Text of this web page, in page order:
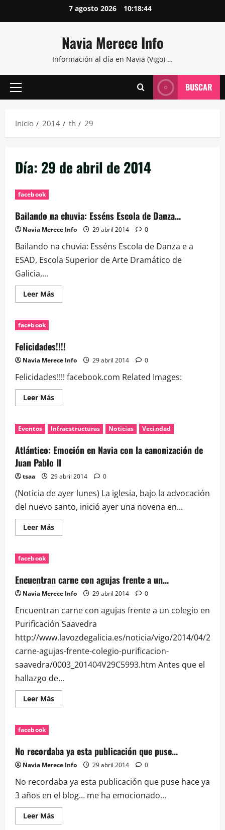
al
7 agosto 2026 10:18:45
Navia Merece Info
Información al día en Navia (Vigo) …
Menú
BUSCAR
Inicio 2014 th 29
Día: 29 de abril de 2014
facebook
Bailando na chuvia: Esséns Escola de Danza…
Navia Merece Info 29 abril 2014 0
Bailando na chuvia: Esséns Escola de Danza e a
ESAD, Escola Superior de Arte Dramático de
Galicia,...
Leer MásLeer
más
Esséns
Escola
Danza…
facebook
Felicidades!!!!
Navia Merece Info 29 abril 2014 0
Felicidades!!!! facebook.com Related Images:
Leer MásLeer
más
Felicidades!!!!
Eventos Infraestructuras Noticias Vecindad
Atlántico: Emoción en Navia con la canonización de
Juan Pablo II
tsaa 29 abril 2014 0
(Noticia de ayer lunes) La iglesia, bajo la advocación
del nuevo santo, inició ayer una novena en...
Leer MásLeer
más
Navia
con
canonización
Juan
II
facebook
Encuentran carne con agujas frente a un…
Navia Merece Info 29 abril 2014 0
Encuentran carne con agujas frente a un colegio en
Purificación Saavedra
http://www.lavozdegalicia.es/noticia/vigo/2014/04/29/
carne-agujas-frente-colegio-purificacion-
saavedra/0003_201404V29C5993.htm Antes que el
hallazgo de...
Leer MásLeer
más
agujas
frente
un…
facebook
No recordaba ya esta publicación que puse…
Navia Merece Info 29 abril 2014 0
No recordaba ya esta publicación que puse hace ya
3 años en el blog… me ha emocionado...
Leer MásLeer
más